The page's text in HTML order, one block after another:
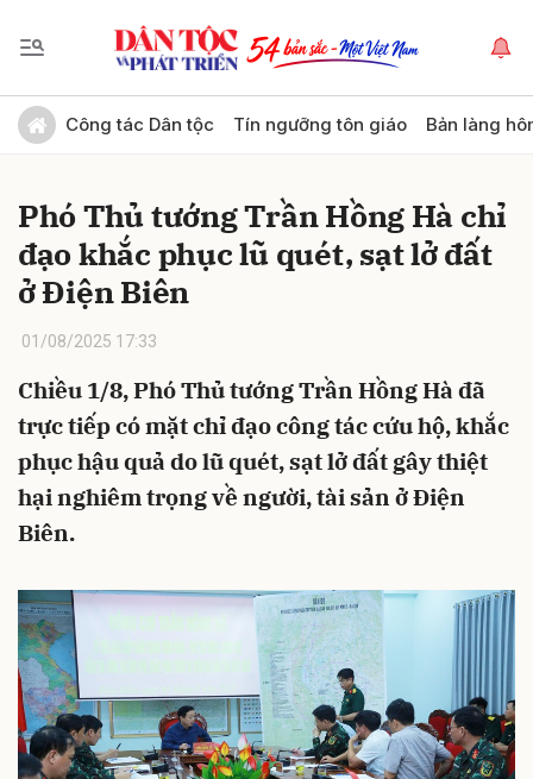
Công tác Dân tộc Tín ngưỡng tôn giáo Bản làng
Phó Thủ tướng Trần Hồng Hà chỉ
đạo khắc phục lũ quét, sạt lở đất
ở Điện Biên
01/08/2025 17:33
Chiều 1/8, Phó Thủ tướng Trần Hồng Hà đã
trực tiếp có mặt chỉ đạo công tác cứu hộ, khắc
phục hậu quả do lũ quét, sạt lở đất gây thiệt
hại nghiêm trọng về người, tài sản ở Điện
Biên.
Gửi bình luận